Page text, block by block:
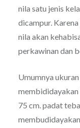
nila satu jenis
dicampur.
nila akan
perkawinan dan
Umumnya
membididayakan
75 cm. padat